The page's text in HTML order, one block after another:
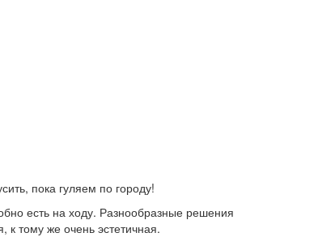
пока гуляем по городу!
есть на ходу. Разнообразные решения
к тому же очень эстетичная.